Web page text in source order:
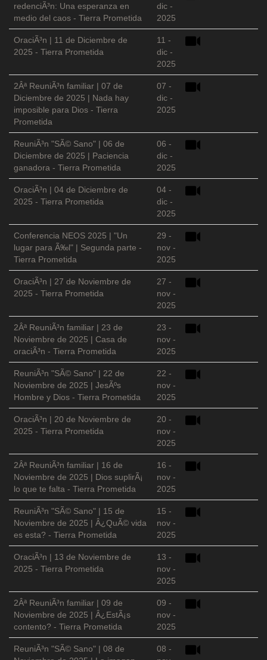
redenciÃ³n: Una esperanza en
medio del caos - Tierra Prometida
dic -
2025
OraciÃ³n | 11 de Diciembre de
2025 - Tierra Prometida
11 -
dic -
2025
2Âª ReuniÃ³n familiar | 07 de
Diciembre de 2025 | Nada hay
imposible para Dios - Tierra
Prometida
07 -
dic -
2025
ReuniÃ³n "SÃ© Sano" | 06 de
Diciembre de 2025 | Paciencia
ganadora - Tierra Prometida
06 -
dic -
2025
OraciÃ³n | 04 de Diciembre de
2025 - Tierra Prometida
04 -
dic -
2025
Conferencia NEOS 2025 | "Un
lugar para Ã‰l" | Segunda parte -
Tierra Prometida
29 -
nov -
2025
OraciÃ³n | 27 de Noviembre de
2025 - Tierra Prometida
27 -
nov -
2025
2Âª ReuniÃ³n familiar | 23 de
Noviembre de 2025 | Casa de
oraciÃ³n - Tierra Prometida
23 -
nov -
2025
ReuniÃ³n "SÃ© Sano" | 22 de
Noviembre de 2025 | JesÃºs
Hombre y Dios - Tierra Prometida
22 -
nov -
2025
OraciÃ³n | 20 de Noviembre de
2025 - Tierra Prometida
20 -
nov -
2025
2Âª ReuniÃ³n familiar | 16 de
Noviembre de 2025 | Dios suplirÃ¡
lo que te falta - Tierra Prometida
16 -
nov -
2025
ReuniÃ³n "SÃ© Sano" | 15 de
Noviembre de 2025 | Â¿QuÃ© vida
es esta? - Tierra Prometida
15 -
nov -
2025
OraciÃ³n | 13 de Noviembre de
2025 - Tierra Prometida
13 -
nov -
2025
2Âª ReuniÃ³n familiar | 09 de
Noviembre de 2025 | Â¿EstÃ¡s
contento? - Tierra Prometida
09 -
nov -
2025
ReuniÃ³n "SÃ© Sano" | 08 de
08 -